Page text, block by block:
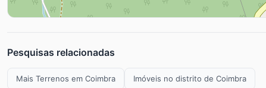
Pesquisas relacionadas
Mais Terrenos em Coimbra Imóveis no distrito de Coimbra